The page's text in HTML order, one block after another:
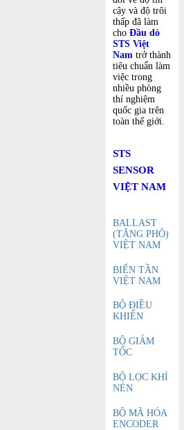
cậy và độ trôi
thấp đã làm
cho Đầu dò
STS Việt
Nam trở thành
tiêu chuẩn làm
việc trong
nhiều phòng
thí nghiệm
quốc gia trên
toàn thế giới.
STS
SENSOR
VIỆT NAM
BALLAST
(TĂNG PHÔ)
VIỆT NAM
BIẾN TẦN
VIỆT NAM
BỘ ĐIỀU
KHIỂN
BỘ GIẢM
TỐC
BỘ LỌC KHÍ
NÉN
BỘ MÃ HÓA
ENCODER